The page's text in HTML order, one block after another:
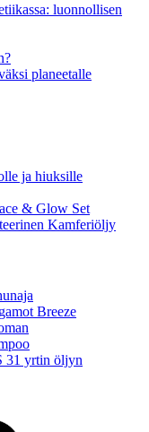
luonnollisen
planeetalle
ja hiuksille
& Glow Set
Kamferiöljy
Breeze
yrtin öljyn